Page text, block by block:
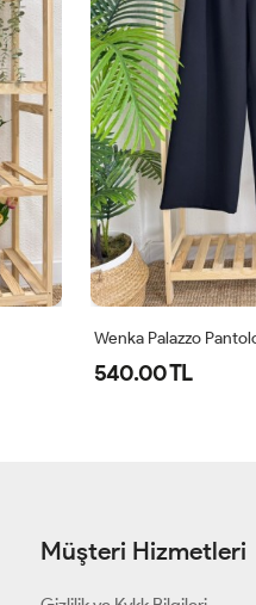
Wenka Palazzo
540.00 TL
Müşteri Hizmetleri